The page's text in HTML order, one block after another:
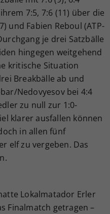
7:5, 7:6 (11) über die
und Fabien Reboul (ATP-
je drei Satzbälle
hingegen weitgehend
kritische Situation
Breakbälle ab und
Nedovyesov bei 4:4
zu null zur 1:0-
klarer ausfallen können
in allen fünf
elf zu vergeben. Das
Lokalmatador Erler
Finalmatch getragen –